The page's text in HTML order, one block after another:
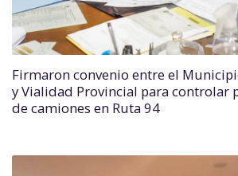
Firmaron convenio entre el
y Vialidad Provincial para controlar
de camiones en Ruta 94